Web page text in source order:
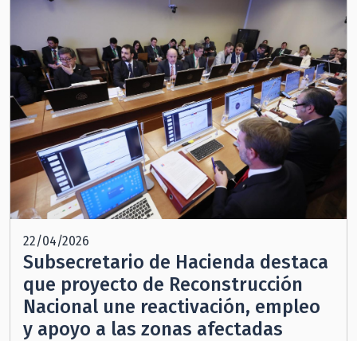
22/04/2026
Subsecretario de Hacienda destaca
que proyecto de Reconstrucción
Nacional une reactivación, empleo
y apoyo a las zonas afectadas